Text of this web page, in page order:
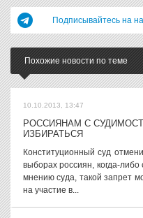
Подписывайтесь на
Похожие новости по теме
10.10.2013, 13:47
РОССИЯНАМ С
ИЗБИРАТЬСЯ
Конституционный суд
выборах россиян, когда-
мнению суда, такой запрет
на участие в...